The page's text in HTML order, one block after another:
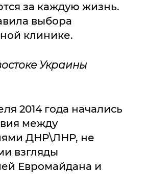
за каждую жизнь.
выбора
клинике.
Украины
2014 года начались
между
ДНР\ЛНР, не
взгляды
Евромайдана и